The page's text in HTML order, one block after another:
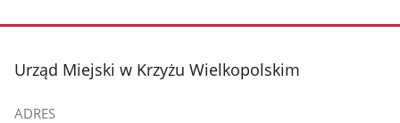
stopka
Urząd Miejski w Krzyżu Wielkopolskim
ADRES